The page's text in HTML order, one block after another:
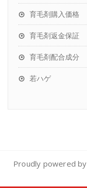
育毛剤購入価格
育毛剤返金保証
育毛剤配合成分
若ハゲ
Proudly powered by